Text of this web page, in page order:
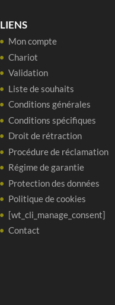
LIENS
Mon compte
Chariot
Validation
Liste de souhaits
Conditions générales
Conditions spécifiques
Droit de rétraction
Procédure de réclamation
Régime de garantie
Protection des données
Politique de cookies
[wt_cli_manage_consent]
Contact